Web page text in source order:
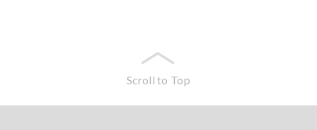
Scroll to Top